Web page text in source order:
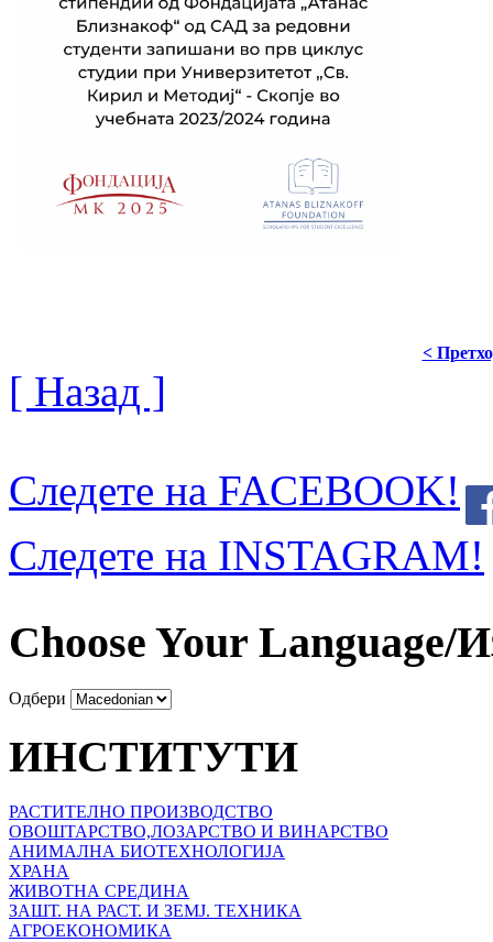
<
[ Назад ]
Следете на FACEBOOK!
Следете на INSTAGRAM!
Choose Your Language/
Одбери
ИНСТИТУТИ
РАСТИТЕЛНО ПРОИЗВОДСТВО
ОВОШТАРСТВО,ЛОЗАРСТВО И ВИНАРСТВО
АНИМАЛНА БИОТЕХНОЛОГИЈА
ХРАНА
ЖИВОТНА СРЕДИНА
ЗАШТ. НА РАСТ. И ЗЕМЈ. ТЕХНИКА
АГРОЕКОНОМИКА